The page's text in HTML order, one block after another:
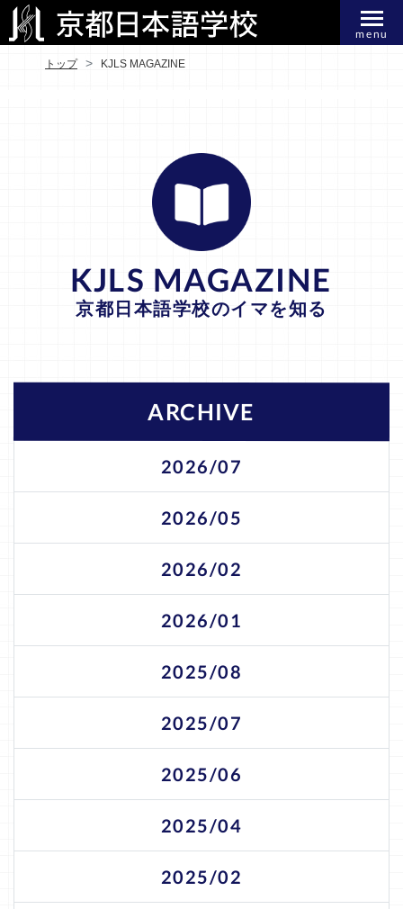
menu
トップ KJLS MAGAZINE
KJLS MAGAZINE
京都日本語学校のイマを知る
ARCHIVE
2026/07
2026/05
2026/02
2026/01
2025/08
2025/07
2025/06
2025/04
2025/02